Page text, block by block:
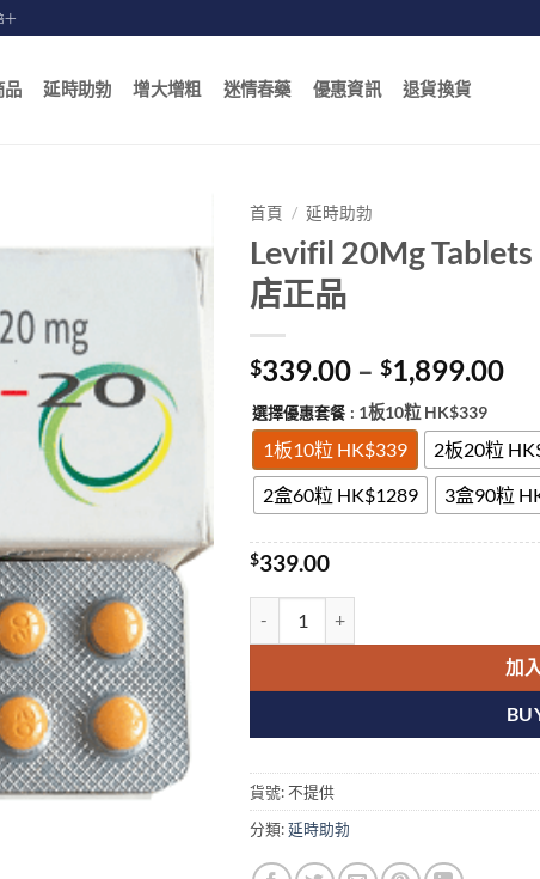
十
品 延時助勃 增大增粗 迷情春藥 優惠資訊 退貨換貨
首頁 / 延時助勃
Levifil 20Mg
店正品
$339.00 – $1,899.00
選擇優惠套餐 : 1板10粒 HK$339
1板10粒 HK$339 2板20粒
2盒60粒 HK$1289
3盒90粒
$339.00
加
貨號:不提供
分類:延時助勃